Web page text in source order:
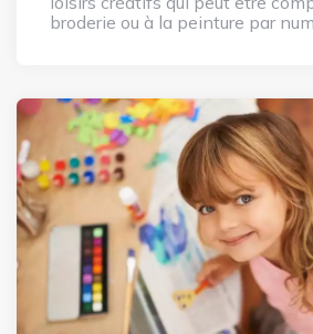
broderie ou à la peinture par